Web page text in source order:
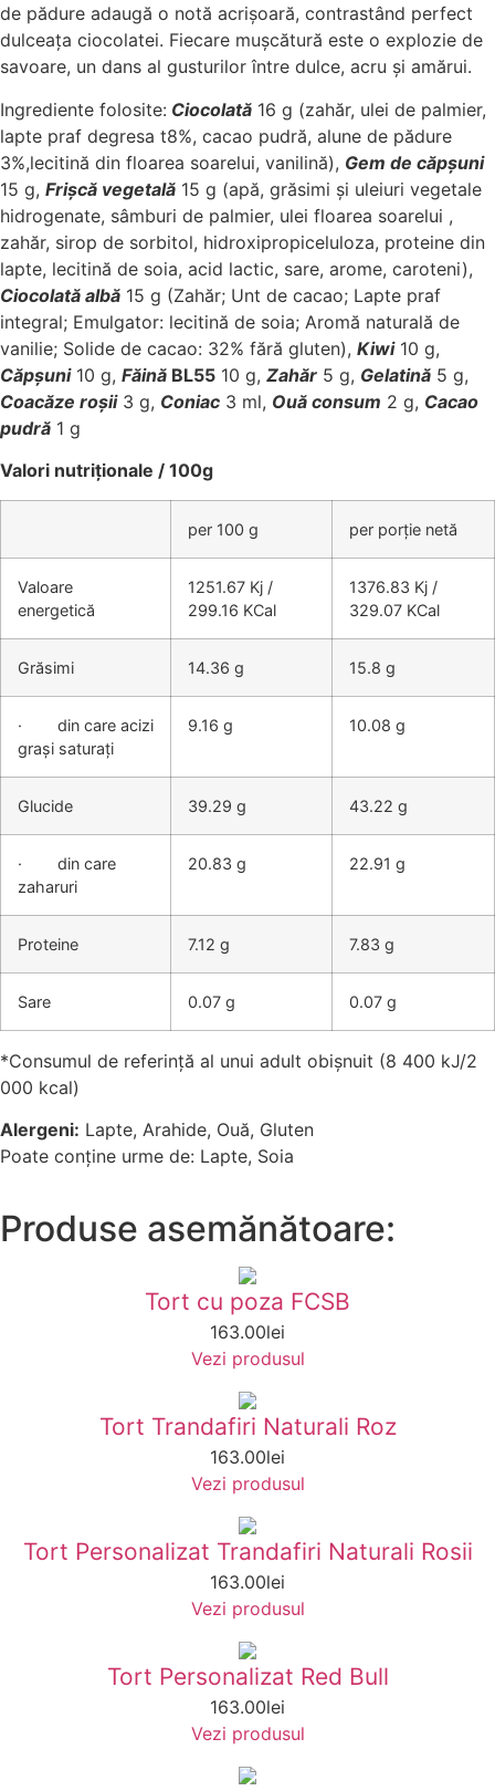
de pădure adaugă o notă acrișoară, contrastând perfect
dulceața ciocolatei. Fiecare mușcătură este o explozie de
savoare, un dans al gusturilor între dulce, acru și amărui.
Ingrediente folosite: Ciocolată 16 g (zahăr, ulei de palmier,
lapte praf degresa t8%, cacao pudră, alune de pădure
3%,lecitină din floarea soarelui, vanilină), Gem de căpșuni
15 g, Frișcă vegetală 15 g (apă, grăsimi și uleiuri vegetale
hidrogenate, sâmburi de palmier, ulei floarea soarelui ,
zahăr, sirop de sorbitol, hidroxipropiceluloza, proteine din
lapte, lecitină de soia, acid lactic, sare, arome, caroteni),
Ciocolată albă 15 g (Zahăr; Unt de cacao; Lapte praf
integral; Emulgator: lecitină de soia; Aromă naturală de
vanilie; Solide de cacao: 32% fără gluten), Kiwi10 g,
Căpșuni10 g, Făină BL55 10 g, Zahăr 5 g, Gelatină 5 g,
Coacăze roșii3 g, Coniac 3 ml, Ouă consum 2 g, Cacao
pudră 1 g
Valori nutriționale / 100g
per 100 g per porție netă
Valoare
energetică
1251.67 Kj /
299.16 KCal
1376.83 Kj /
329.07 KCal
Grăsimi 14.36 g 15.8 g
· din care acizi
grași saturați
9.16 g 10.08 g
Glucide 39.29 g 43.22 g
· din care
zaharuri
20.83 g 22.91 g
Proteine 7.12 g 7.83 g
Sare 0.07 g 0.07 g
*Consumul de referință al unui adult obișnuit (8 400 kJ/2
000 kcal)
Alergeni: Lapte, Arahide, Ouă, Gluten
Poate conține urme de: Lapte, Soia
Produse asemănătoare:
Tort cu poza FCSB
163.00lei
Vezi produsul
Tort Trandafiri Naturali Roz
163.00lei
Vezi produsul
Tort Personalizat Trandafiri Naturali Rosii
163.00lei
Vezi produsul
Tort Personalizat Red Bull
163.00lei
Vezi produsul